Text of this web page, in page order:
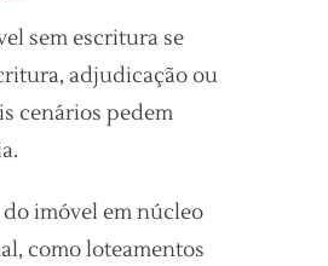
sem escritura se
adjudicação ou
cenários pedem
imóvel em núcleo
como loteamentos